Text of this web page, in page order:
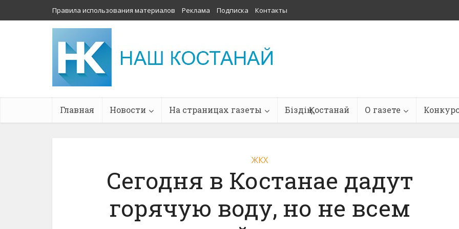
Правила использования материалов Реклама Подписка Контакты
Главная Новости На страницах газеты Біздің Қостанай О газете
ЖКХ
Сегодня в Костанае дадут
горячую воду, но не всем